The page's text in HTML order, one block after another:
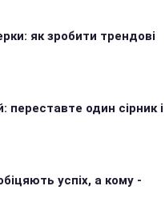
як зробити трендові
переставте один сірник і
успіх, а кому -